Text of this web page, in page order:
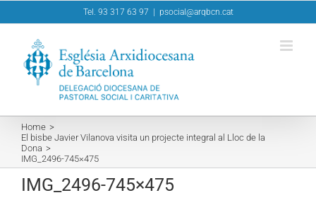
to
Tel. 93 317 63 97 psocial@arqbcn.cat
Home
El bisbe Javier Vilanova visita un projecte integral al Lloc de la
Dona
IMG_2496-745×475
IMG_2496-745×475